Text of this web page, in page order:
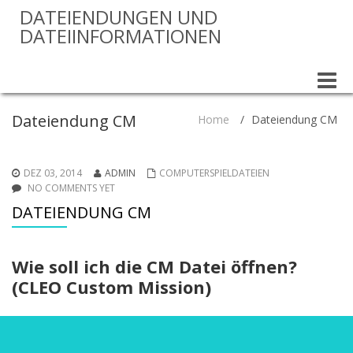
DATEIENDUNGEN UND
DATEIINFORMATIONEN
Toggle
Dateiendung CM Home / Dateiendung CM
DEZ 03, 2014 ADMIN
COMPUTERSPIELDATEIEN
NO COMMENTS YET
DATEIENDUNG CM
Wie soll ich die CM Datei öffnen?
(CLEO Custom Mission)